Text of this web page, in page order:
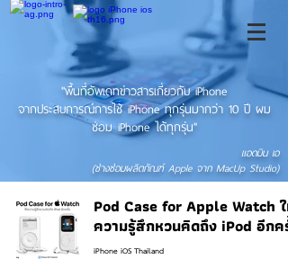
"พื้นที่อัพเดทข่าวสารเกี่ยวกับ iPhone
จากประสบการณ์การใช้ iPhone ทุกรุ่นมากว่า 10 ปี ผม
ซ่อม iPhone ได้ทุกรุ่น"
แอดมิน เอ
(ช่างซ่อมผลิตภัณฑ์ Apple จาก MacUp Studio)
Pod Case for Apple Watch ให้
ความรู้สึกหวนคิดถึง iPod อีกครั้ง
iPhone iOS Thailand